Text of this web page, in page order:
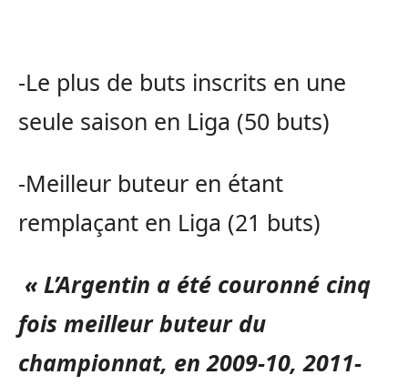
-Le plus de buts inscrits en une
seule saison en Liga (50 buts)
-Meilleur buteur en étant
remplaçant en Liga (21 buts)
« L’Argentin a été couronné cinq
fois meilleur buteur du
championnat, en 2009-10, 2011-